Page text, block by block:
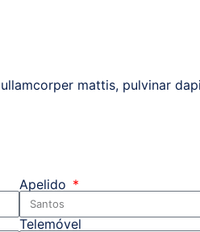
mattis, pulvinar
Apelido
Telemóvel